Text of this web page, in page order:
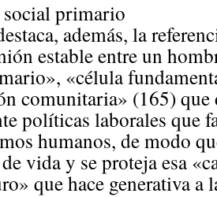
primario
además, la
estable entre un
«célula
comunitaria» (165) que
políticas laborales que
humanos, de modo
vida y se proteja esa
que hace generativa a